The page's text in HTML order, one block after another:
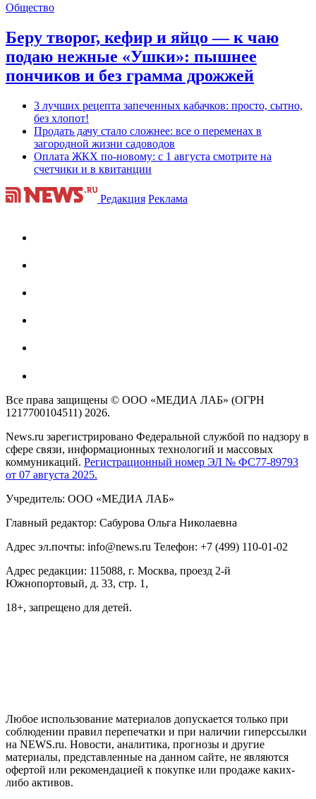
Общество
Беру творог, кефир и яйцо — к чаю
подаю нежные «Ушки»: пышнее
пончиков и без грамма дрожжей
3 лучших рецепта запеченных кабачков: просто, сытно,
без хлопот!
Продать дачу стало сложнее: все о переменах в
загородной жизни садоводов
Оплата ЖКХ по-новому: с 1 августа смотрите на
счетчики и в квитанции
Редакция Реклама
Все права защищены © ООО «МЕДИА ЛАБ» (ОГРН
1217700104511) 2026.
News.ru зарегистрировано Федеральной службой по надзору в
сфере связи, информационных технологий и массовых
коммуникаций. Регистрационный номер ЭЛ № ФС77-89793
от 07 августа 2025.
Учредитель: ООО «МЕДИА ЛАБ»
Главный редактор: Сабурова Ольга Николаевна
Адрес эл.почты: info@news.ru Телефон: +7 (499) 110-01-02
Адрес редакции: 115088, г. Москва, проезд 2-й
Южнопортовый, д. 33, стр. 1,
18+, запрещено для детей.
Любое использование материалов допускается только при
соблюдении правил перепечатки и при наличии гиперссылки
на NEWS.ru. Новости, аналитика, прогнозы и другие
материалы, представленные на данном сайте, не являются
офертой или рекомендацией к покупке или продаже каких-
либо активов.